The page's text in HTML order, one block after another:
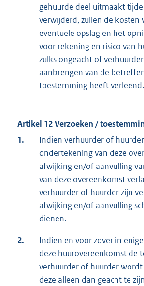
gehuurde deel uitmaakt
verwijderd, zullen de kosten
eventuele opslag en het
voor rekening en risico van
zulks ongeacht of
aanbrengen van de
toestemming heeft verleend.
Artikel 12 Verzoeken /
1.
Indien verhuurder of
ondertekening van deze
afwijking en/of aanvulling
van deze overeenkomst
verhuurder of huurder zijn
afwijking en/of aanvulling
dienen.
2.
Indien en voor zover in
deze huurovereenkomst de
verhuurder of huurder
deze alleen dan geacht te